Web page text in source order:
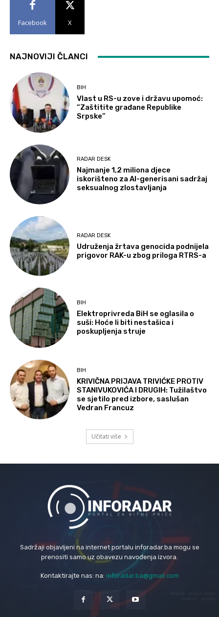
Facebook X
NAJNOVIJI ČLANCI
BIH
Vlast u RS-u zove i državu upomoć:
“Zaštitite građane Republike
Srpske”
RADAR DESK
Najmanje 1,2 miliona djece
iskorišteno za AI-generisani sadržaj
seksualnog zlostavljanja
RADAR DESK
Udruženja žrtava genocida podnijela
prigovor RAK-u zbog priloga RTRS-a
BIH
Elektroprivreda BiH se oglasila o
suši: Hoće li biti nestašica i
poskupljenja struje
BIH
KRIVIČNA PRIJAVA TRIVIĆKE PROTIV
STANIVUKOVIĆA I DRUGIH: Tužilaštvo
se sjetilo pred izbore, saslušan
Vedran Francuz
Učitati više
Sadržaji objavljeni na internet portalu inforadar.ba mogu se
prenositi samo uz obavezu navođenja izvora.
Kontaktirajte nas: na: inforadar.ba@gmail.com